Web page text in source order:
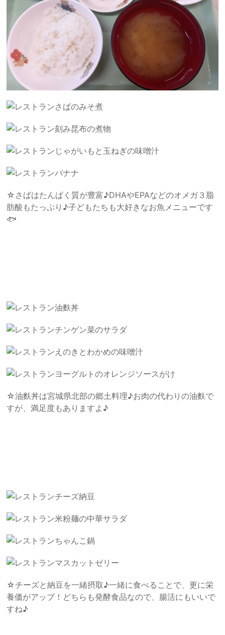
さばのみそ煮
刻み昆布の煮物
じゃがいもと玉ねぎの味噌汁
バナナ
☆さばはたんぱく質が豊富♪DHAやEPAなどのオメガ３脂
肪酸もたっぷり♪子どもたちも大好きなお魚メニューです
🐟
油麩丼
チンゲン菜のサラダ
えのきとわかめの味噌汁
ヨーグルトのオレンジソースがけ
☆油麩丼は宮城県北部の郷土料理♪お肉の代わりの油麩で
すが、満足度もありますよ♪
チーズ納豆
米粉麺の中華サラダ
ちゃんこ鍋
マスカットゼリー
☆チーズと納豆を一緒摂取♪一緒に食べることで、更に栄
養価がアップ！どちらも発酵食品なので、腸活にもいいで
すね♪